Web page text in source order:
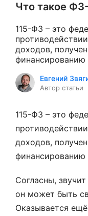
Что такое
115-ФЗ – это
доходов,
финансированию
Евгений
Автор статьи
115-ФЗ – это
доходов,
финансированию
Согласны,
он может быть
Оказывается